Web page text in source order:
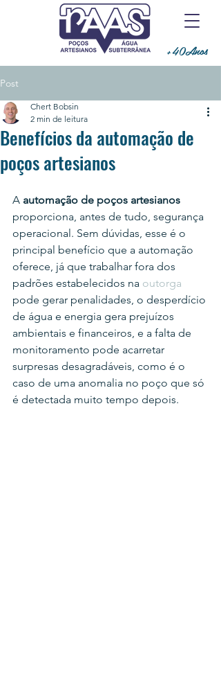
+40Anos
Post
Benefícios da automação de
poços artesianos
Chert Bobsin
2 min de leitura
A automação de poços artesianos
proporciona, antes de tudo, segurança
operacional. Sem dúvidas, esse é o
principal benefício que a automação
oferece, já que trabalhar fora dos
padrões estabelecidos na outorga
pode gerar penalidades, o desperdício
de água e energia gera prejuízos
ambientais e financeiros, e a falta de
monitoramento pode acarretar
surpresas desagradáveis, como é o
caso de uma anomalia no poço que só
é detectada muito tempo depois.